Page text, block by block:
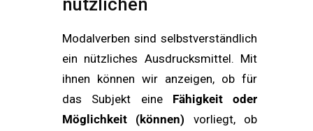
Modalverben sind selbstverständlich
ein nützliches Ausdrucksmittel. Mit
ihnen können wir anzeigen, ob für
das Subjekt eine Fähigkeit oder
Möglichkeit (können) vorliegt, ob